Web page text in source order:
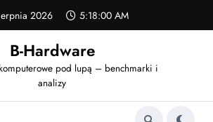
2026 5:18:01 AM
B-Hardware
pod lupą – benchmarki i
analizy